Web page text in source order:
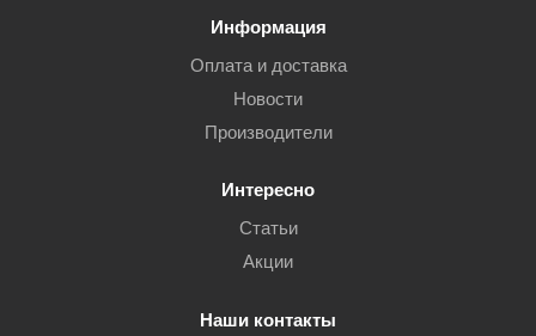
Информация
Оплата и доставка
Новости
Производители
Интересно
Статьи
Акции
Наши контакты